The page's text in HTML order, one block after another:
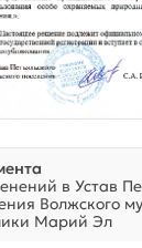
в Устав
Волжского
Марий Эл